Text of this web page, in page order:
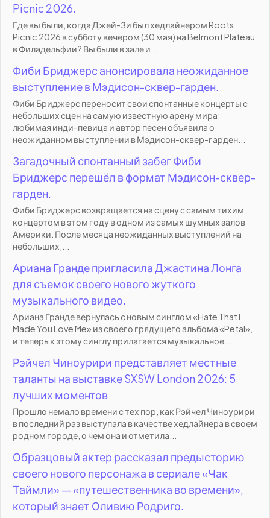
Picnic 2026.
Где вы были, когда Джей-Зи был хедлайнером Roots
Picnic 2026 в субботу вечером (30 мая) на Belmont Plateau
в Филадельфии? Вы были в зале и...
Фиби Бриджерс анонсировала неожиданное
выступление в Мэдисон-сквер-гарден.
Фиби Бриджерс переносит свои спонтанные концерты с
небольших сцен на самую известную арену мира:
любимая инди-певица и автор песен объявила о
неожиданном выступлении в Мэдисон-сквер-гарден...
Загадочный спонтанный забег Фиби
Бриджерс перешёл в формат Мэдисон-сквер-
гарден.
Фиби Бриджерс возвращается на сцену с самым тихим
концертом в этом году в одном из самых шумных залов
Америки. После месяца неожиданных выступлений на
небольших,...
Ариана Гранде пригласила Джастина Лонга
для съемок своего нового жуткого
музыкального видео.
Ариана Гранде вернулась с новым синглом «Hate That I
Made You Love Me» из своего грядущего альбома «Petal»,
и теперь к этому синглу прилагается музыкальное...
Рэйчел Чиноурири представляет местные
таланты на выставке SXSW London 2026: 5
лучших моментов
Прошло немало времени с тех пор, как Рэйчел Чиноурири
в последний раз выступала в качестве хедлайнера в своем
родном городе, о чем она и отметила...
Образцовый актер рассказал предысторию
своего нового персонажа в сериале «Чак
Таймли» — «путешественника во времени»,
который знает Оливию Родриго.